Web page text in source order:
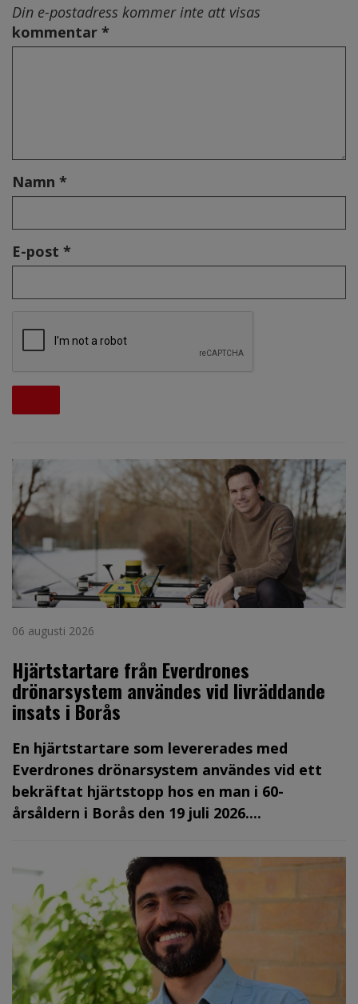
Din e-postadress kommer inte att visas
kommentar *
Namn *
E-post *
06 augusti 2026
Hjärtstartare från Everdrones
drönarsystem användes vid livräddande
insats i Borås
En hjärtstartare som levererades med
Everdrones drönarsystem användes vid ett
bekräftat hjärtstopp hos en man i 60-
årsåldern i Borås den 19 juli 2026....